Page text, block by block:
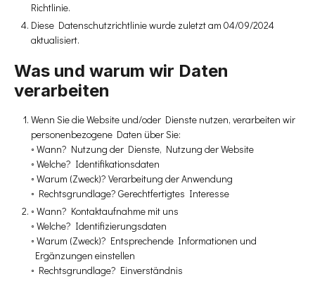
Richtlinie.
Diese Datenschutzrichtlinie wurde zuletzt am 04/09/2024
aktualisiert.
Was und warum wir Daten
verarbeiten
Wenn Sie die Website und/oder Dienste nutzen, verarbeiten wir
personenbezogene Daten über Sie:
◦ Wann? Nutzung der Dienste, Nutzung der Website
◦ Welche? Identifikationsdaten
◦ Warum (Zweck)? Verarbeitung der Anwendung
◦ Rechtsgrundlage? Gerechtfertigtes Interesse
◦ Wann? Kontaktaufnahme mit uns
◦ Welche? Identifizierungsdaten
◦ Warum (Zweck)? Entsprechende Informationen und
Ergänzungen einstellen
◦ Rechtsgrundlage? Einverständnis